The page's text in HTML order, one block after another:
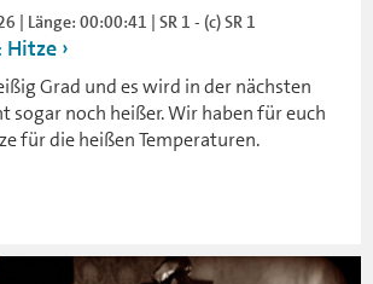
| Länge: 00:00:41 | SR 1 - (c) SR 1
Hitze
Grad und es wird in der nächsten
sogar noch heißer. Wir haben für euch
für die heißen Temperaturen.